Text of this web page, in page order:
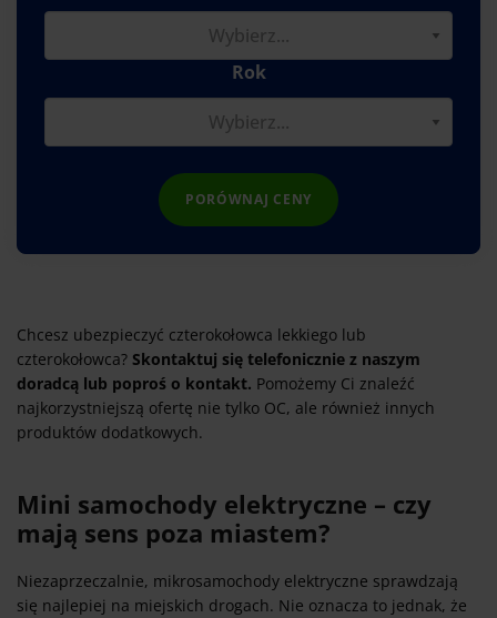
Rok
PORÓWNAJ CENY
Chcesz ubezpieczyć czterokołowca lekkiego lub
czterokołowca? Skontaktuj się telefonicznie z naszym
doradcą lub poproś o kontakt. Pomożemy Ci znaleźć
najkorzystniejszą ofertę nie tylko OC, ale również innych
produktów dodatkowych.
Mini samochody elektryczne – czy
mają sens poza miastem?
Niezaprzeczalnie, mikrosamochody elektryczne sprawdzają
się najlepiej na miejskich drogach. Nie oznacza to jednak, że